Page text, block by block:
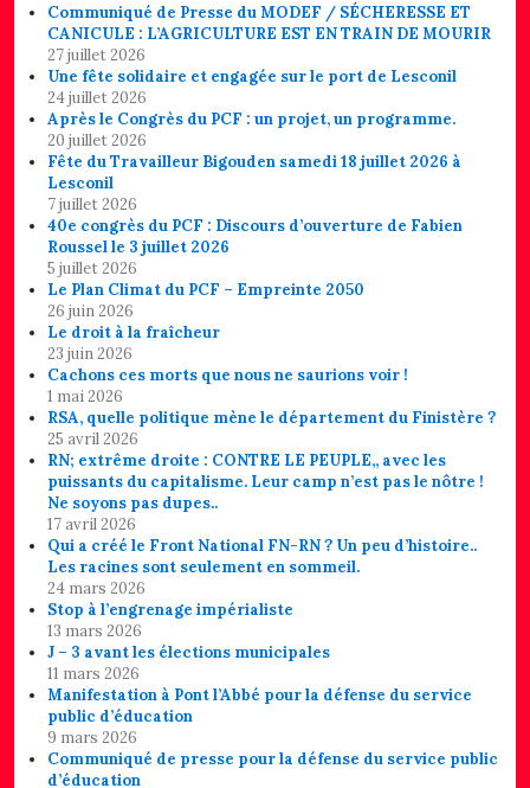
Communiqué de Presse du MODEF / SÉCHERESSE ET
CANICULE : L’AGRICULTURE EST EN TRAIN DE MOURIR
27 juillet 2026
Une fête solidaire et engagée sur le port de Lesconil
24 juillet 2026
Après le Congrès du PCF : un projet, un programme.
20 juillet 2026
Fête du Travailleur Bigouden samedi 18 juillet 2026 à
Lesconil
7 juillet 2026
40e congrès du PCF : Discours d’ouverture de Fabien
Roussel le 3 juillet 2026
5 juillet 2026
Le Plan Climat du PCF – Empreinte 2050
26 juin 2026
Le droit à la fraîcheur
23 juin 2026
Cachons ces morts que nous ne saurions voir !
1 mai 2026
RSA, quelle politique mène le département du Finistère ?
25 avril 2026
RN; extrême droite : CONTRE LE PEUPLE,, avec les
puissants du capitalisme. Leur camp n’est pas le nôtre !
Ne soyons pas dupes..
17 avril 2026
Qui a créé le Front National FN-RN ? Un peu d’histoire..
Les racines sont seulement en sommeil.
24 mars 2026
Stop à l’engrenage impérialiste
13 mars 2026
J – 3 avant les élections municipales
11 mars 2026
Manifestation à Pont l’Abbé pour la défense du service
public d’éducation
9 mars 2026
Communiqué de presse pour la défense du service public
d’éducation